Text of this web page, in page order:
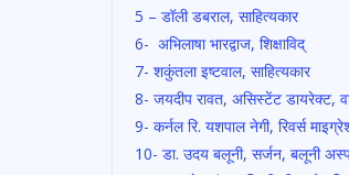
5 – डॉली डबराल, साहित्यकार
6- अभिलाषा भारद्वाज, शिक्षाविद्
7- शकुंतला इष्टवाल, साहित्यकार
8- जयदीप रावत, असिस्टेंट डायरेक्ट,
9- कर्नल रि. यशपाल नेगी, रिवर्स
10- डा. उदय बलूनी, सर्जन, बलूनी